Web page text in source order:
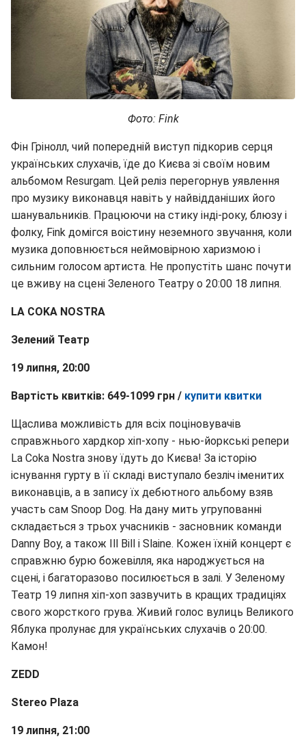
Фото: Fink
Фін Грінолл, чий попередній виступ підкорив серця
українських слухачів, їде до Києва зі своїм новим
альбомом Resurgam. Цей реліз перегорнув уявлення
про музику виконавця навіть у найвідданіших його
шанувальників. Працюючи на стику інді-року, блюзу і
фолку, Fink домігся воістину неземного звучання, коли
музика доповнюється неймовірною харизмою і
сильним голосом артиста. Не пропустіть шанс почути
це вживу на сцені Зеленого Театру о 20:00 18 липня.
LA COKA NOSTRA
Зелений Театр
19 липня, 20:00
Вартість квитків: 649-1099 грн / купити квитки
Щаслива можливість для всіх поціновувачів
справжнього хардкор хіп-хопу - нью-йоркські репери
La Coka Nostra знову їдуть до Києва! За історію
існування гурту в її складі виступало безліч іменитих
виконавців, а в запису їх дебютного альбому взяв
участь сам Snoop Dog. На дану мить угрупованні
складається з трьох учасників - засновник команди
Danny Boy, а також Ill Bill і Slaine. Кожен їхній концерт є
справжню бурю божевілля, яка народжується на
сцені, і багаторазово посилюється в залі. У Зеленому
Театр 19 липня хіп-хоп зазвучить в кращих традиціях
свого жорсткого грува. Живий голос вулиць Великого
Яблука пролунає для українських слухачів о 20:00.
Камон!
ZEDD
Stereo Plaza
19 липня, 21:00